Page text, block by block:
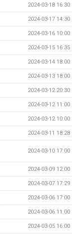
2024-03-18 16:30
2024-03-17 14:30
2024-03-16 10:00
2024-03-15 16:35
2024-03-14 18:00
2024-03-13 18:00
2024-03-12 20:30
2024-03-12 11:00
2024-03-12 10:00
2024-03-11 18:28
2024-03-10 17:00
2024-03-09 12:00
2024-03-07 17:29
2024-03-06 17:00
2024-03-06 11:00
2024-03-05 16:00